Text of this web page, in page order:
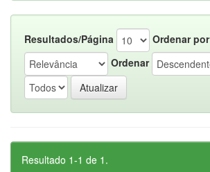
Resultados/Página
Ordenar por
Ordenar
Resultado 1-1 de 1.